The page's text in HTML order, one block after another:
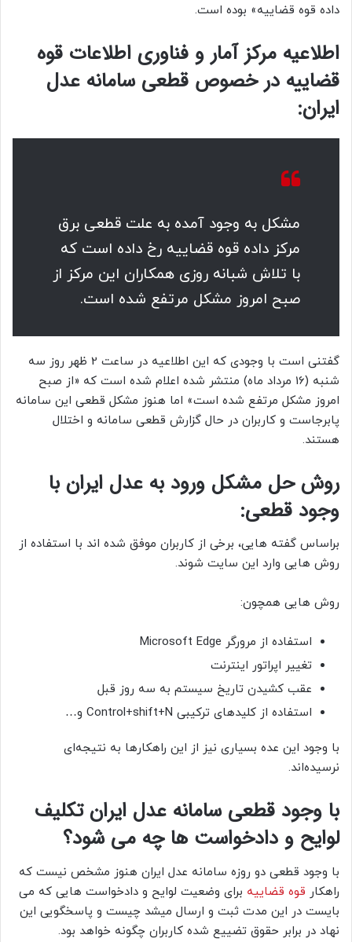
داده قوه قضاییه» بوده است.
اطلاعیه مرکز آمار و فناوری اطلاعات قوه
قضاییه در خصوص قطعی سامانه عدل
ایران:
مشکل به وجود آمده به علت قطعی برق
مرکز داده قوه قضاییه رخ داده است که
با تلاش شبانه روزی همکاران این مرکز از
صبح امروز مشکل مرتفع شده است.
گفتنی است با وجودی که این اطلاعیه در ساعت 2 ظهر روز سه
شنبه (16 مرداد ماه) منتشر شده اعلام شده است که «از صبح
امروز مشکل مرتفع شده است» اما هنوز مشکل قطعی این سامانه
پابرجاست و کاربران در حال گزارش قطعی سامانه و اختلال
هستند.
روش حل مشکل ورود به عدل ایران با
وجود قطعی:
براساس گفته هایی، برخی از کاربران موفق شده اند با استفاده از
روش هایی وارد این سایت شوند.
روش هایی همچون:
استفاده از مرورگر Microsoft Edge
تغییر اپراتور اینترنت
عقب کشیدن تاریخ سیستم به سه روز قبل
استفاده از کلیدهای ترکیبی Control+shift+N و…
با وجود این عده بسیاری نیز از این راهکارها به نتیجه‌ای
نرسیده‌اند.
با وجود قطعی سامانه عدل ایران تکلیف
لوایح و دادخواست ها چه می شود؟
با وجود قطعی دو روزه سامانه عدل ایران هنوز مشخص نیست که
راهکار قوه قضاییه برای وضعیت لوایح و دادخواست هایی که می
بایست در این مدت ثبت و ارسال میشد چیست و پاسخگویی این
نهاد در برابر حقوق تضییع شده کاربران چگونه خواهد بود.